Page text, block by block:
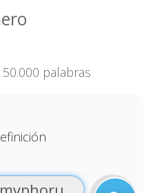
palabras